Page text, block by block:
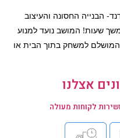
החסונה והעיצוב
המושב נועד למנוע
למשחק בתוך הבית או
אצלנו
לקוחות מעולה